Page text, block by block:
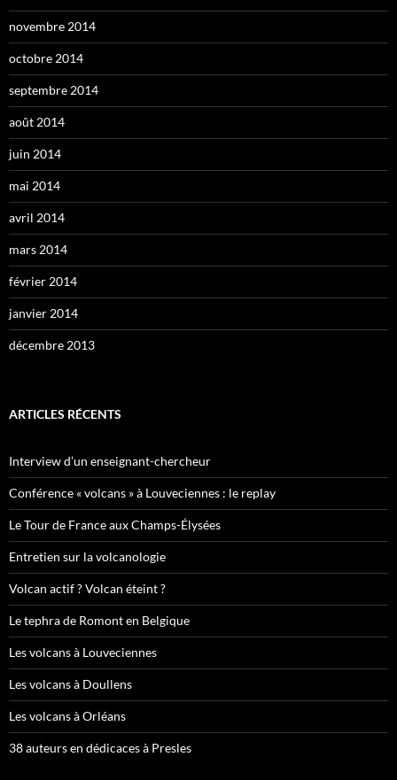
novembre 2014
octobre 2014
septembre 2014
août 2014
juin 2014
mai 2014
avril 2014
mars 2014
février 2014
janvier 2014
décembre 2013
ARTICLES RÉCENTS
Interview d’un enseignant-chercheur
Conférence « volcans » à Louveciennes : le replay
Le Tour de France aux Champs-Élysées
Entretien sur la volcanologie
Volcan actif ? Volcan éteint ?
Le tephra de Romont en Belgique
Les volcans à Louveciennes
Les volcans à Doullens
Les volcans à Orléans
38 auteurs en dédicaces à Presles